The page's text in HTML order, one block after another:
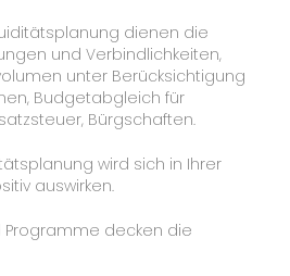
dienen die
und Verbindlichkeiten,
unter Berücksichtigung
Budgetabgleich für
Bürgschaften.
wird sich in Ihrer
auswirken.
decken die